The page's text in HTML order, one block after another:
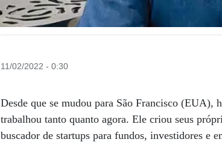
11/02/2022 - 0:30
Desde que se mudou para São Francisco
trabalhou tanto quanto agora. Ele criou seus
buscador de startups para fundos, investidores e